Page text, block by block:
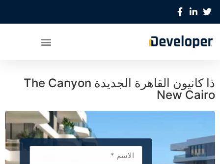
ذا كانيون القاهرة الجديدة The Canyon
New Cairo